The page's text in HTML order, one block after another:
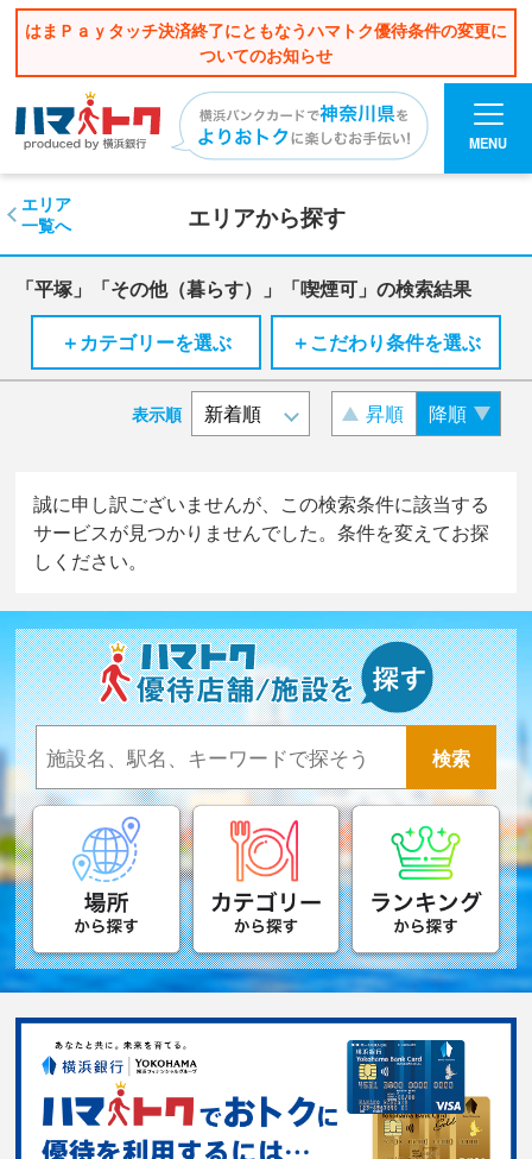
はまＰａｙタッチ決済終了にともなうハマトク優待条件の変更に
ついてのお知らせ
MENU
エリアから探す
エリア
一覧へ
「平塚」「その他（暮らす）」「喫煙可」の検索結果
＋カテゴリーを選ぶ
＋こだわり条件を選ぶ
表示順 昇順 降順
誠に申し訳ございませんが、この検索条件に該当する
サービスが見つかりませんでした。条件を変えてお探
しください。